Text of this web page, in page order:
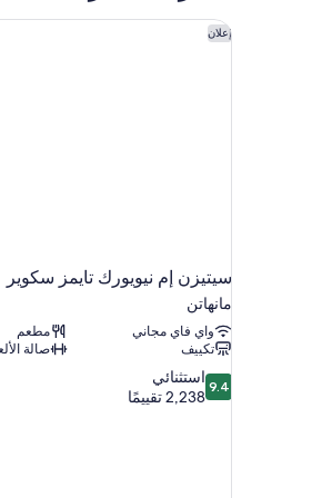
Accessible
إعلان
سيتيزن إم نيويورك تايمز سكوير
مانهاتن
واي فاي مجاني
مطعم
تكييف
صالة
9.4
من
9.4 استثنائي
2,238 تقييمًا
سيتيزن إم نيويورك تايمز سكوير